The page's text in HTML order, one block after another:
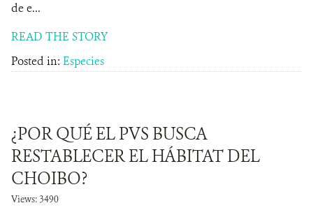
de e...
READ THE STORY
Posted in: Especies
¿POR QUÉ EL PVS BUSCA
RESTABLECER EL HÁBITAT DEL
CHOIBO?
Views: 3490